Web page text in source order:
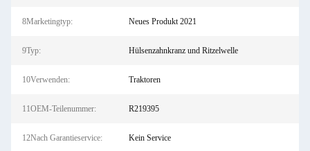
8Marketingtyp: Neues Produkt 2021
9Typ: Hülsenzahnkranz und Ritzelwelle
10Verwenden: Traktoren
11OEM-Teilenummer: R219395
12Nach Garantieservice: Kein Service